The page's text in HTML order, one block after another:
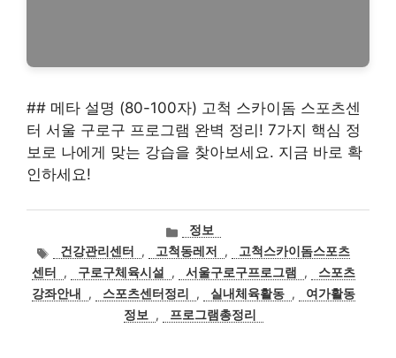
## 메타 설명 (80-100자) 고척 스카이돔 스포츠센
터 서울 구로구 프로그램 완벽 정리! 7가지 핵심 정
보로 나에게 맞는 강습을 찾아보세요. 지금 바로 확
인하세요!
카
테
고
리
정보
태
그
건강관리센터 , 고척동레저 ,
고척스카이돔스포츠
센터
, 구로구체육시설 , 서울구로구프로그램 ,
스포츠
강좌안내
, 스포츠센터정리 , 실내체육활동 ,
여가활동
정보
, 프로그램총정리